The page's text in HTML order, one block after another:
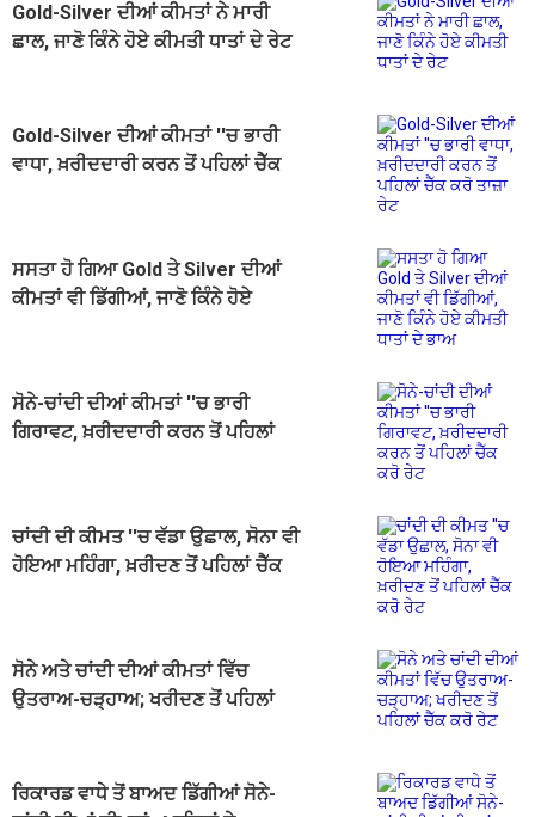
Gold-Silver ਦੀਆਂ ਕੀਮਤਾਂ ਨੇ ਮਾਰੀ
ਛਾਲ, ਜਾਣੋ ਕਿੰਨੇ ਹੋਏ ਕੀਮਤੀ ਧਾਤਾਂ ਦੇ ਰੇਟ
Gold-Silver ਦੀਆਂ ਕੀਮਤਾਂ ''ਚ ਭਾਰੀ
ਵਾਧਾ, ਖ਼ਰੀਦਦਾਰੀ ਕਰਨ ਤੋਂ ਪਹਿਲਾਂ ਚੈੱਕ
ਸਸਤਾ ਹੋ ਗਿਆ Gold ਤੇ Silver ਦੀਆਂ
ਕੀਮਤਾਂ ਵੀ ਡਿੱਗੀਆਂ, ਜਾਣੋ ਕਿੰਨੇ ਹੋਏ
ਸੋਨੇ-ਚਾਂਦੀ ਦੀਆਂ ਕੀਮਤਾਂ ''ਚ ਭਾਰੀ
ਗਿਰਾਵਟ, ਖ਼ਰੀਦਦਾਰੀ ਕਰਨ ਤੋਂ ਪਹਿਲਾਂ
ਚਾਂਦੀ ਦੀ ਕੀਮਤ ''ਚ ਵੱਡਾ ਉਛਾਲ, ਸੋਨਾ ਵੀ
ਹੋਇਆ ਮਹਿੰਗਾ, ਖ਼ਰੀਦਣ ਤੋਂ ਪਹਿਲਾਂ ਚੈੱਕ
ਸੋਨੇ ਅਤੇ ਚਾਂਦੀ ਦੀਆਂ ਕੀਮਤਾਂ ਵਿੱਚ
ਉਤਰਾਅ-ਚੜ੍ਹਾਅ; ਖਰੀਦਣ ਤੋਂ ਪਹਿਲਾਂ
ਰਿਕਾਰਡ ਵਾਧੇ ਤੋਂ ਬਾਅਦ ਡਿੱਗੀਆਂ ਸੋਨੇ-